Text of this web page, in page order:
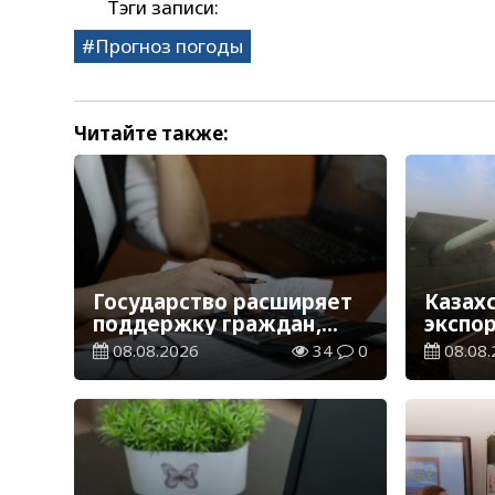
Тэги записи:
Прогноз погоды
Читайте также:
Государство расширяет
поддержку граждан,
переезжающих в новые
регионы для работы
08.08.2026 34 0
тонн